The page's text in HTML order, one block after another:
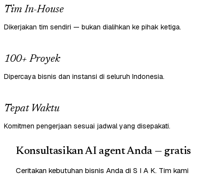
Tim In-House
Dikerjakan tim sendiri — bukan dialihkan ke pihak ketiga.
100+ Proyek
Dipercaya bisnis dan instansi di seluruh Indonesia.
Tepat Waktu
Komitmen pengerjaan sesuai jadwal yang disepakati.
Konsultasikan AI agent Anda — gratis
Ceritakan kebutuhan bisnis Anda di S I A K. Tim kami